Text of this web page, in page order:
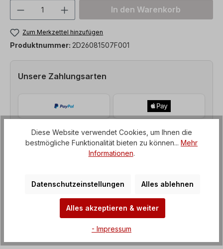
Produkt Anzahl: Gib denIn den Warenkorb
Zum Merkzettel hinzufügen
Produktnummer: 2D26081507F001
Unsere Zahlungsarten
Diese Website verwendet Cookies, um Ihnen die
bestmögliche Funktionalität bieten zu können... Mehr
Informationen.
Datenschutzeinstellungen Alles ablehnen
Alles akzeptieren & weiter
- Impressum